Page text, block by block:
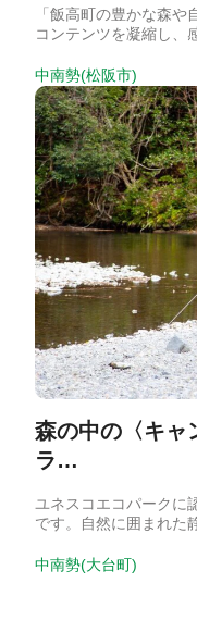
「飯高町の豊かな森
コンテンツを凝縮し、
中南勢(松阪市)
森の中の〈キャ
ラ…
ユネスコエコパークに
です。自然に囲まれた
中南勢(大台町)